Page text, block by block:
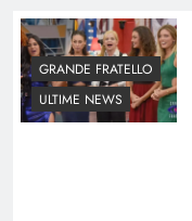
GRANDE FRATELLO
ULTIME NEWS